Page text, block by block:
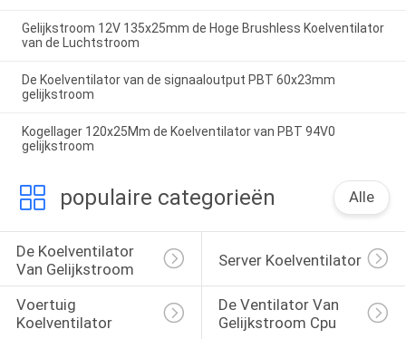
Gelijkstroom 12V 135x25mm de Hoge Brushless Koelventilator
van de Luchtstroom
De Koelventilator van de signaaloutput PBT 60x23mm
gelijkstroom
Kogellager 120x25Mm de Koelventilator van PBT 94V0
gelijkstroom
populaire categorieën Alle
De Koelventilator
Van Gelijkstroom
Server Koelventilator
Voertuig
Koelventilator
De Ventilator Van
Gelijkstroom Cpu